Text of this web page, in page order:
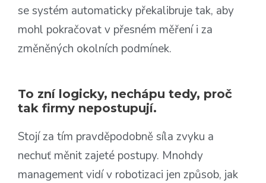
se systém automaticky překalibruje tak, aby
mohl pokračovat v přesném měření i za
změněných okolních podmínek.
To zní logicky, nechápu tedy, proč
tak firmy nepostupují.
Stojí za tím pravděpodobně síla zvyku a
nechuť měnit zajeté postupy. Mnohdy
management vidí v robotizaci jen způsob, jak